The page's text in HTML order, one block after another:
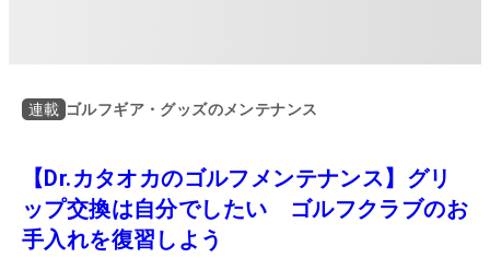
連載 ゴルフギア・グッズのメンテナンス
【Dr.カタオカのゴルフメンテナンス】グリ
ップ交換は自分でしたい ゴルフクラブのお
手入れを復習しよう